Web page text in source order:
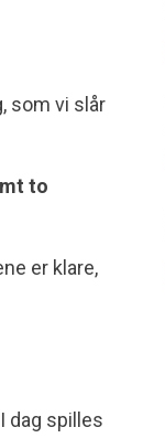
som vi slår
to
er klare,
dag spilles